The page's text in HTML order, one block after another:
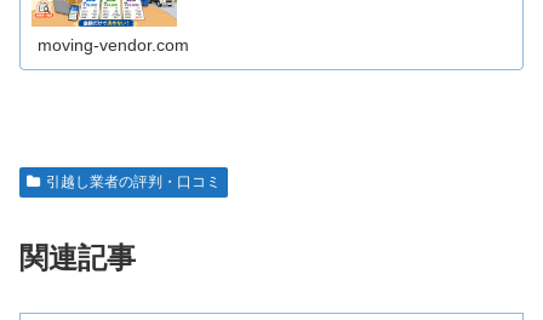
moving-vendor.com
引越し業者の評判・口コミ
関連記事